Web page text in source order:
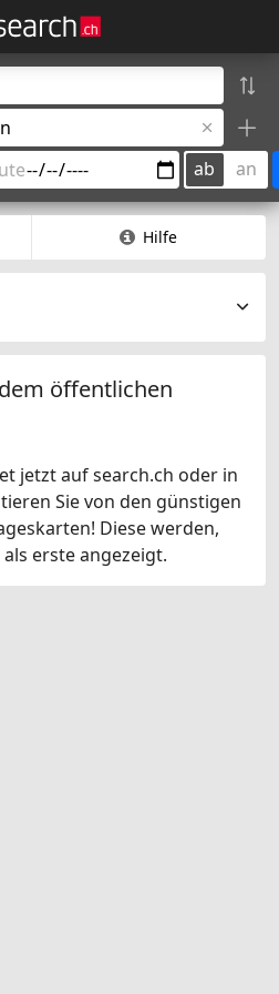
ab an
Hilfe
öffentlichen
jetzt auf search.ch oder in
Sie von den günstigen
Diese werden,
erste angezeigt.